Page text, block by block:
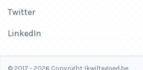
Twitter
LinkedIn
© 2017 - 2026 Copyright Ikwiltegoed.be